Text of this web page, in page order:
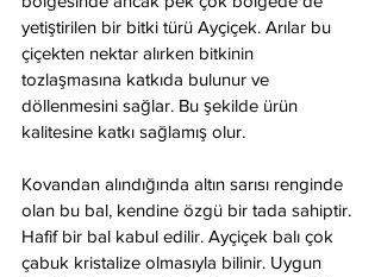
yetiştirilen bir bitki türü Ayçiçek. Arılar bu
çiçekten nektar alırken bitkinin
tozlaşmasına katkıda bulunur ve
döllenmesini sağlar. Bu şekilde ürün
kalitesine katkı sağlamış olur.
Kovandan alındığında altın sarısı renginde
olan bu bal, kendine özgü bir tada sahiptir.
Hafif bir bal kabul edilir. Ayçiçek balı çok
çabuk kristalize olmasıyla bilinir. Uygun